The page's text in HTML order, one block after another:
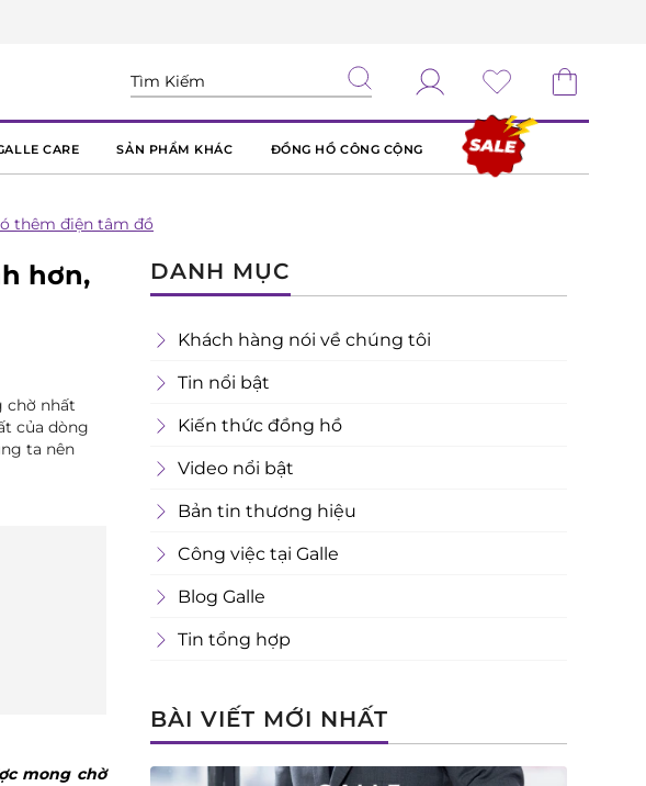
CARE SẢN PHẨM KHÁC ĐỒNG HỒ CÔNG CỘNG
thêm điện tâm đồ
hơn,
chờ nhất
của dòng
ta nên
mong chờ
DANH MỤC
Khách hàng nói về chúng tôi
Tin nổi bật
Kiến thức đồng hồ
Video nổi bật
Bản tin thương hiệu
Công việc tại Galle
Blog Galle
Tin tổng hợp
BÀI VIẾT MỚI NHẤT